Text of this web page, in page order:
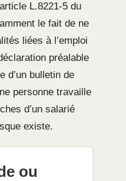
L.8221-5 du
le fait de ne
liées à l’emploi
préalable
d’un bulletin de
personne travaille
d’un salarié
existe.
ou